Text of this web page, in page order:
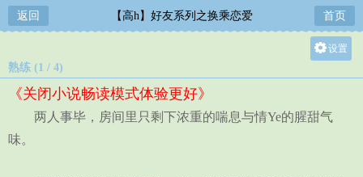
返回 【高h】好友系列之换乘恋爱 首页
设置
中
熟练 (1 / 4)
《关闭小说畅读模式体验更好》
两人事毕，房间里只剩下浓重的喘息与情Ye的腥甜气
味。